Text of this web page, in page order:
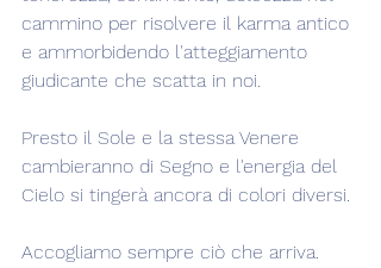
cammino per risolvere il karma antico
e ammorbidendo l'atteggiamento
giudicante che scatta in noi.
Presto il Sole e la stessa Venere
cambieranno di Segno e l'energia del
Cielo si tingerà ancora di colori diversi.
Accogliamo sempre ciò che arriva.